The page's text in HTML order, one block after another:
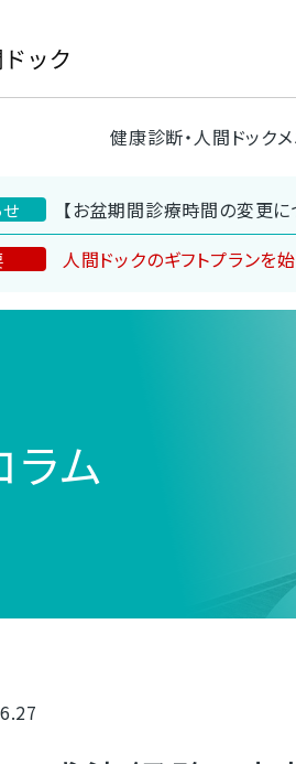
健康診断・人間ドック
【お盆期間診療時間の変更に
人間ドックのギフトプランを
ラム